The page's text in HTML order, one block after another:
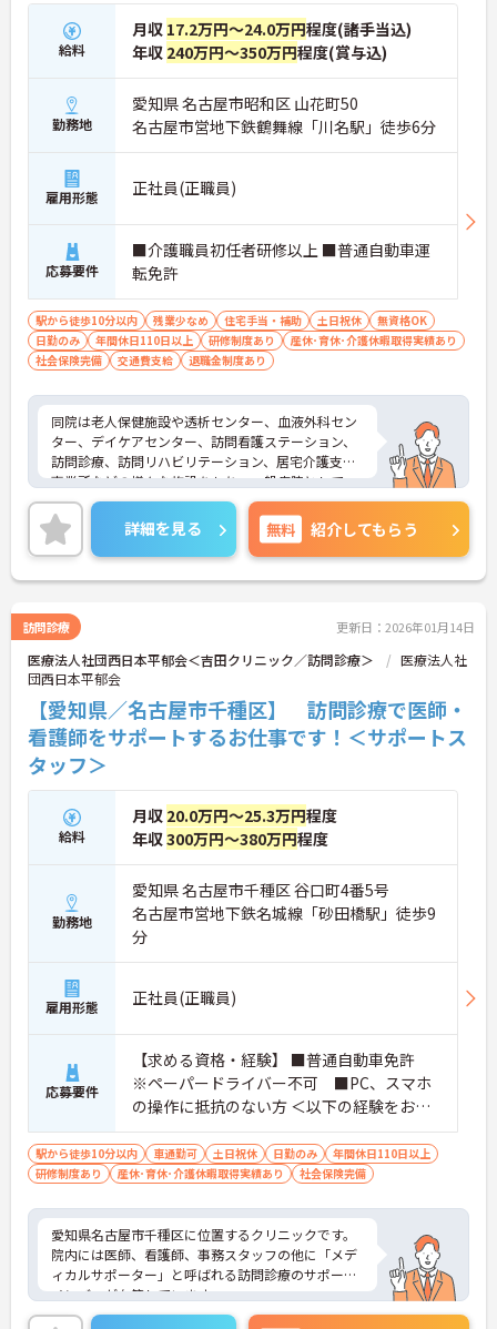
給料
月収 17.2万円～24.0万円程度(諸手当込)
年収 240万円～350万円程度(賞与込)
勤務地
愛知県 名古屋市昭和区 山花町50
名古屋市営地下鉄鶴舞線「川名駅」徒歩6分
雇用形態 正社員(正職員)
応募要件
■介護職員初任者研修以上 ■普通自動車運
転免許
駅から徒歩10分以内 残業少なめ 住宅手当・補助 土日祝休
無資格OK
日勤のみ
年間休日110日以上 研修制度あり
産休･育休･介護休暇取得実績あり
社会保険完備
交通費支給 退職金制度あり
同院は老人保健施設や透析センター、血液外科セン
ター、デイケアセンター、訪問看護ステーション、
訪問診療、訪問リハビリテーション、居宅介護支援
事業所などの様々な施設をもち、一般病院として、
地域住民の皆さまの健康と福祉を守るために総合的
な医療・ケアサービスを提供しています。
理念である「みんなで創るやさしい医療、ひとり一
人を大切に」に沿って患者さま中心の看護を目指
し、個々の患者さまにあった質の高い看護ケアが提
詳細を見る 無料 紹介してもらう
訪問診療 更新日：2026年01月14日
医療法人社団西日本平郁会＜吉田クリニック／訪問診療＞
医療法人社
団西日本平郁会
【愛知県／名古屋市千種区】 訪問診療で医師・
看護師をサポートするお仕事です！＜サポートス
タッフ＞
給料
月収 20.0万円～25.3万円程度
年収300万円～380万円程度
勤務地
愛知県 名古屋市千種区 谷口町4番5号
名古屋市営地下鉄名城線「砂田橋駅」徒歩9
分
雇用形態 正社員(正職員)
応募要件
【求める資格・経験】 ■普通自動車免許
※ペーパードライバー不可 ■PC、スマホ
の操作に抵抗のない方 ＜以下の経験をお持
ちの方 歓迎＞ ・医療業界介護業界でのご
経験がある方
駅から徒歩10分以内 車通勤可 土日祝休 日勤のみ
年間休日110日以上
研修制度あり
産休･育休･介護休暇取得実績あり 社会保険完備
愛知県名古屋市千種区に位置するクリニックです。
院内には医師、看護師、事務スタッフの他に「メデ
ィカルサポーター」と呼ばれる訪問診療のサポート
メンバーが在籍しています。